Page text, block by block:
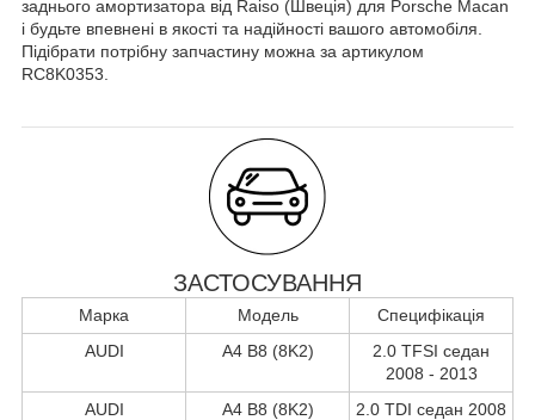
заднього амортизатора від Raiso (Швеція) для Porsche Macan
і будьте впевнені в якості та надійності вашого автомобіля.
Підібрати потрібну запчастину можна за артикулом
RC8K0353.
ЗАСТОСУВАННЯ
Марка Модель
Специфікація
AUDI
A4 B8 (8K2)
2.0 TFSI седан
2008 - 2013
AUDI
A4 B8 (8K2)
2.0 TDI седан 2008